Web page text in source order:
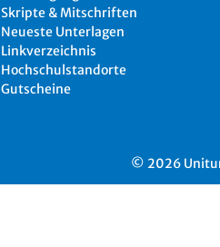
Skripte & Mitschriften
Neueste Unterlagen
Linkverzeichnis
Hochschulstandorte
Gutscheine
© 2026